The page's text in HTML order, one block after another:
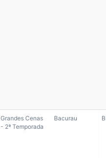
Grandes Cenas
- 2ª Temporada
Bacurau